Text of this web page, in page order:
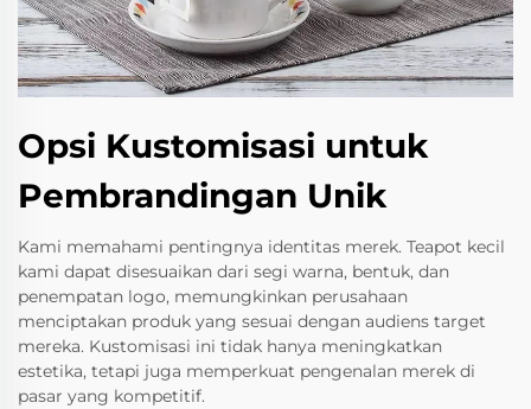
Opsi Kustomisasi untuk
Pembrandingan Unik
Kami memahami pentingnya identitas merek. Teapot kecil
kami dapat disesuaikan dari segi warna, bentuk, dan
penempatan logo, memungkinkan perusahaan
menciptakan produk yang sesuai dengan audiens target
mereka. Kustomisasi ini tidak hanya meningkatkan
estetika, tetapi juga memperkuat pengenalan merek di
pasar yang kompetitif.